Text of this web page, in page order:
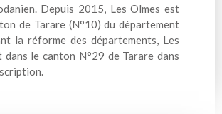
Depuis 2015, Les Olmes est
de Tarare (N°10) du département
la réforme des départements, Les
dans le canton N°29 de Tarare dans